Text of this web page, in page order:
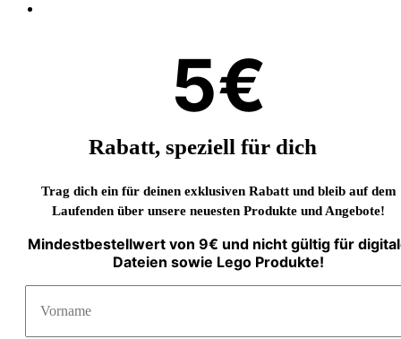
5€
Rabatt, speziell für dich
Trag dich ein für deinen exklusiven Rabatt und bleib auf dem
Laufenden über unsere neuesten Produkte und Angebote!
Mindestbestellwert von 9€ und nicht gültig für
Dateien sowie Lego Produkte!